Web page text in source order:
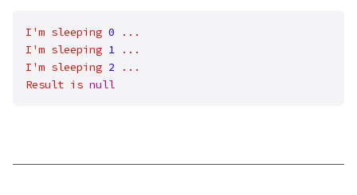
I'm sleeping 0
...
I'm sleeping 1
...
I'm sleeping 2
...
Result is null